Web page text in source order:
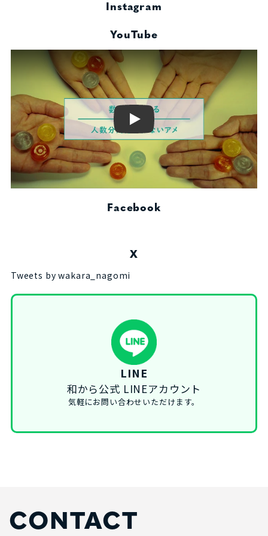
Instagram
YouTube
Play
Facebook
X
Tweets by wakara_nagomi
LINE
和から公式 LINEアカウント
気軽にお問い合わせいただけます。
CONTACT